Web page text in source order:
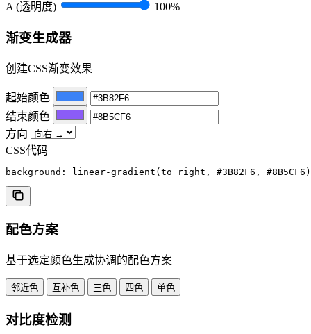
A (透明度)
100%
渐变生成器
创建CSS渐变效果
起始颜色
结束颜色
方向
CSS代码
background: linear-gradient(to right, #3B82F6,
配色方案
基于选定颜色生成协调的配色方案
邻近色 互补色 三色 四色 单色
对比度检测